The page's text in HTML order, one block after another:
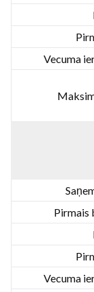
Vecuma
Pirmais
Vecuma